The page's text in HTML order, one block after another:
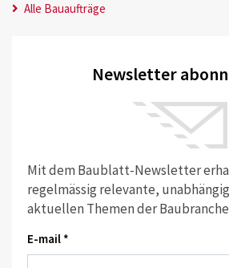
Alle Bauaufträge
Newsletter
Mit dem Baublatt-Newsletter
regelmässig relevante,
aktuellen Themen der
E-mail *